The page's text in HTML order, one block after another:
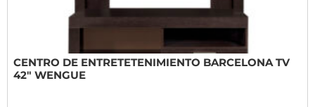
CENTRO DE ENTRETETENIMIENTO BARCELONA TV
42" WENGUE